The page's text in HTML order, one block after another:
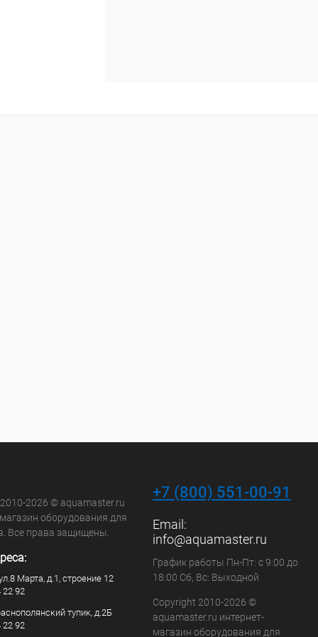
2026 © aquamaster.ru
оборудования для
Все права защищены.
Марта, д.1, строение 12
22 92
тупик, д.2Б
22 92
+7 (800) 551-00-91
Email:
info@aquamaster.ru
График работы Пн-Пт: с 9:00 до
18:00 Сб, Вс: Выходной
Copyright 2010-2026 ©
aquamaster.ru интернет-
магазин оборудования для